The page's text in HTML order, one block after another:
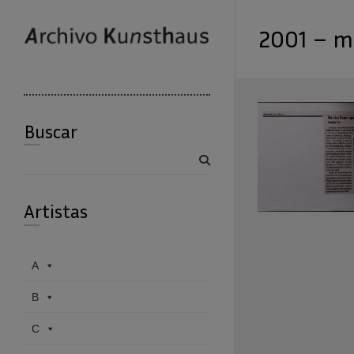
2001 –
Buscar
Artistas
A
B
C